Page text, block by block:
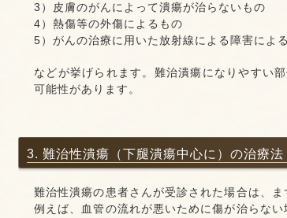
3）皮膚のがんによって潰瘍が治らないもの
4）熱傷等の外傷によるもの
5）がんの治療に用いた放射線による障害によ
などが挙げられます。難治潰瘍になりやすい
可能性があります。
3. 難治性潰瘍（下腿潰瘍中心に）の治療法
難治性潰瘍の患者さんが受診された場合は、
例えば、血管の流れが悪いために傷が治らな